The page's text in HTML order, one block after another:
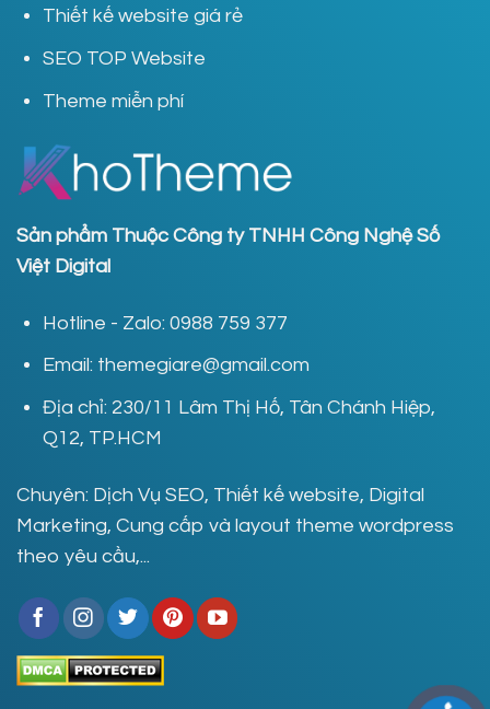
Thiết kế website giá rẻ
SEO TOP Website
Theme miễn phí
Sản phẩm Thuộc Công ty TNHH Công Nghệ Số
Việt Digital
Hotline - Zalo: 0988 759 377
Email: themegiare@gmail.com
Địa chỉ: 230/11 Lâm Thị Hố, Tân Chánh Hiệp,
Q12, TP.HCM
Chuyên: Dịch Vụ SEO, Thiết kế website, Digital
Marketing, Cung cấp và layout theme wordpress
theo yêu cầu,...